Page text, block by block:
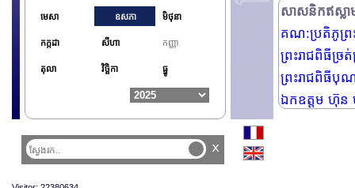
មេសា ឧសភា មិថុនា
កក្កដា សីហា កញ្ញា
តុលា វិច្ឆិកា ធ្នូ
សាសនិកឥស្លា
គណ:ប្រតិភូព្រះ
ព្រះរាជពិធីច្រ
ព្រះរាជពិធីបុណ្
ឯកឧត្តម ហ៊ុន
x